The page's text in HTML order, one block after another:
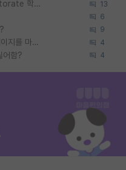
우리나라도 학구 열풍보면 Higher Doctorate 학위가 필요하다고 봅니다. 13
6
9
카이스트 교수님들 중에서도 연구실 홈페이지를 마련 안 하신 분들이 계시던데 4
어함? 4